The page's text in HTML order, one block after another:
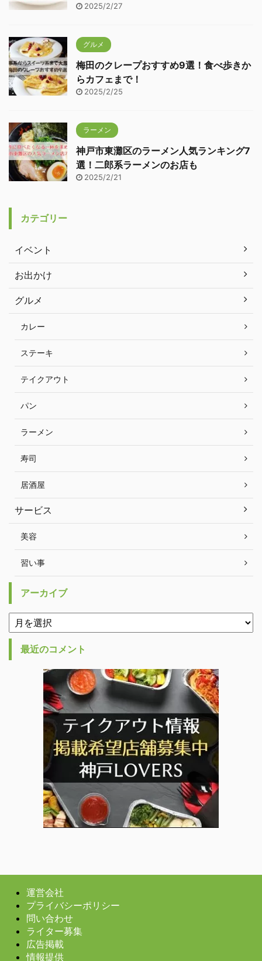
2025/2/27
グルメ
梅田のクレープおすすめ9選！食べ歩きか
らカフェまで！
2025/2/25
ラーメン
神戸市東灘区のラーメン人気ランキング7
選！二郎系ラーメンのお店も
2025/2/21
カテゴリー
イベント
お出かけ
グルメ
カレー
ステーキ
テイクアウト
パン
ラーメン
寿司
居酒屋
サービス
美容
習い事
アーカイブ
最近のコメント
運営会社
プライバシーポリシー
問い合わせ
ライター募集
広告掲載
情報提供